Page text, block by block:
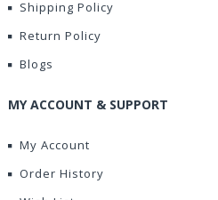
Shipping Policy
Return Policy
Blogs
MY ACCOUNT & SUPPORT
My Account
Order History